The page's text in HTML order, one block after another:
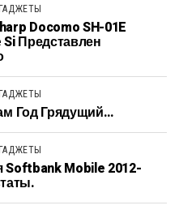
Docomo SH-01E
Представлен
Год Грядущий…
Softbank Mobile 2012-